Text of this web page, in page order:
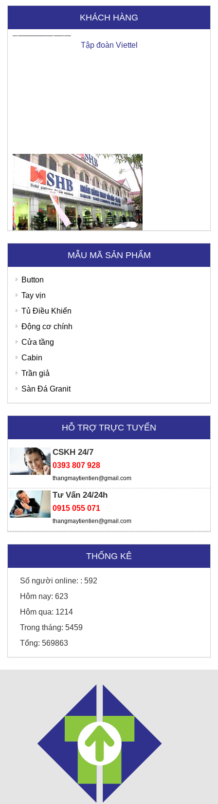
KHÁCH HÀNG
Ngân hàng SHB
Thời trang Torano - Tô Vĩnh Diện
Khách sạn 5* FREESIA
MẪU MÃ SẢN PHẨM
Button
Tay vịn
Tủ Điều Khiển
Động cơ chính
Cửa tầng
Cabin
Trần giả
Sàn Đá Granit
HỖ TRỢ TRỰC TUYẾN
CSKH 24/7
0393 807 928
thangmaytientien@gmail.com
Tư Vấn 24/24h
0915 055 071
thangmaytientien@gmail.com
THỐNG KÊ
Số người online: : 592
Hôm nay: 623
Hôm qua: 1214
Trong tháng: 5459
Tổng: 569863